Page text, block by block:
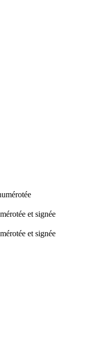
et signée
et signée